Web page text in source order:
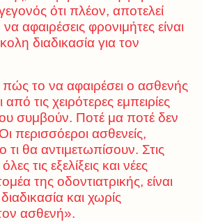
ότι πλέον, αποτελεί
αφαιρέσεις φρονιμήτες είναι
διαδικασία για τον
το να αφαιρέσει ο ασθενής
από τις χειρότερες εμπειρίες
συμβούν. Ποτέ μα ποτέ δεν
περισσόεροι ασθενείς,
τι θα αντιμετωπίσουν. Στις
τις εξελίξεις και νέες
της οδοντιατρικής, είναι
και χωρίς
ασθενή».